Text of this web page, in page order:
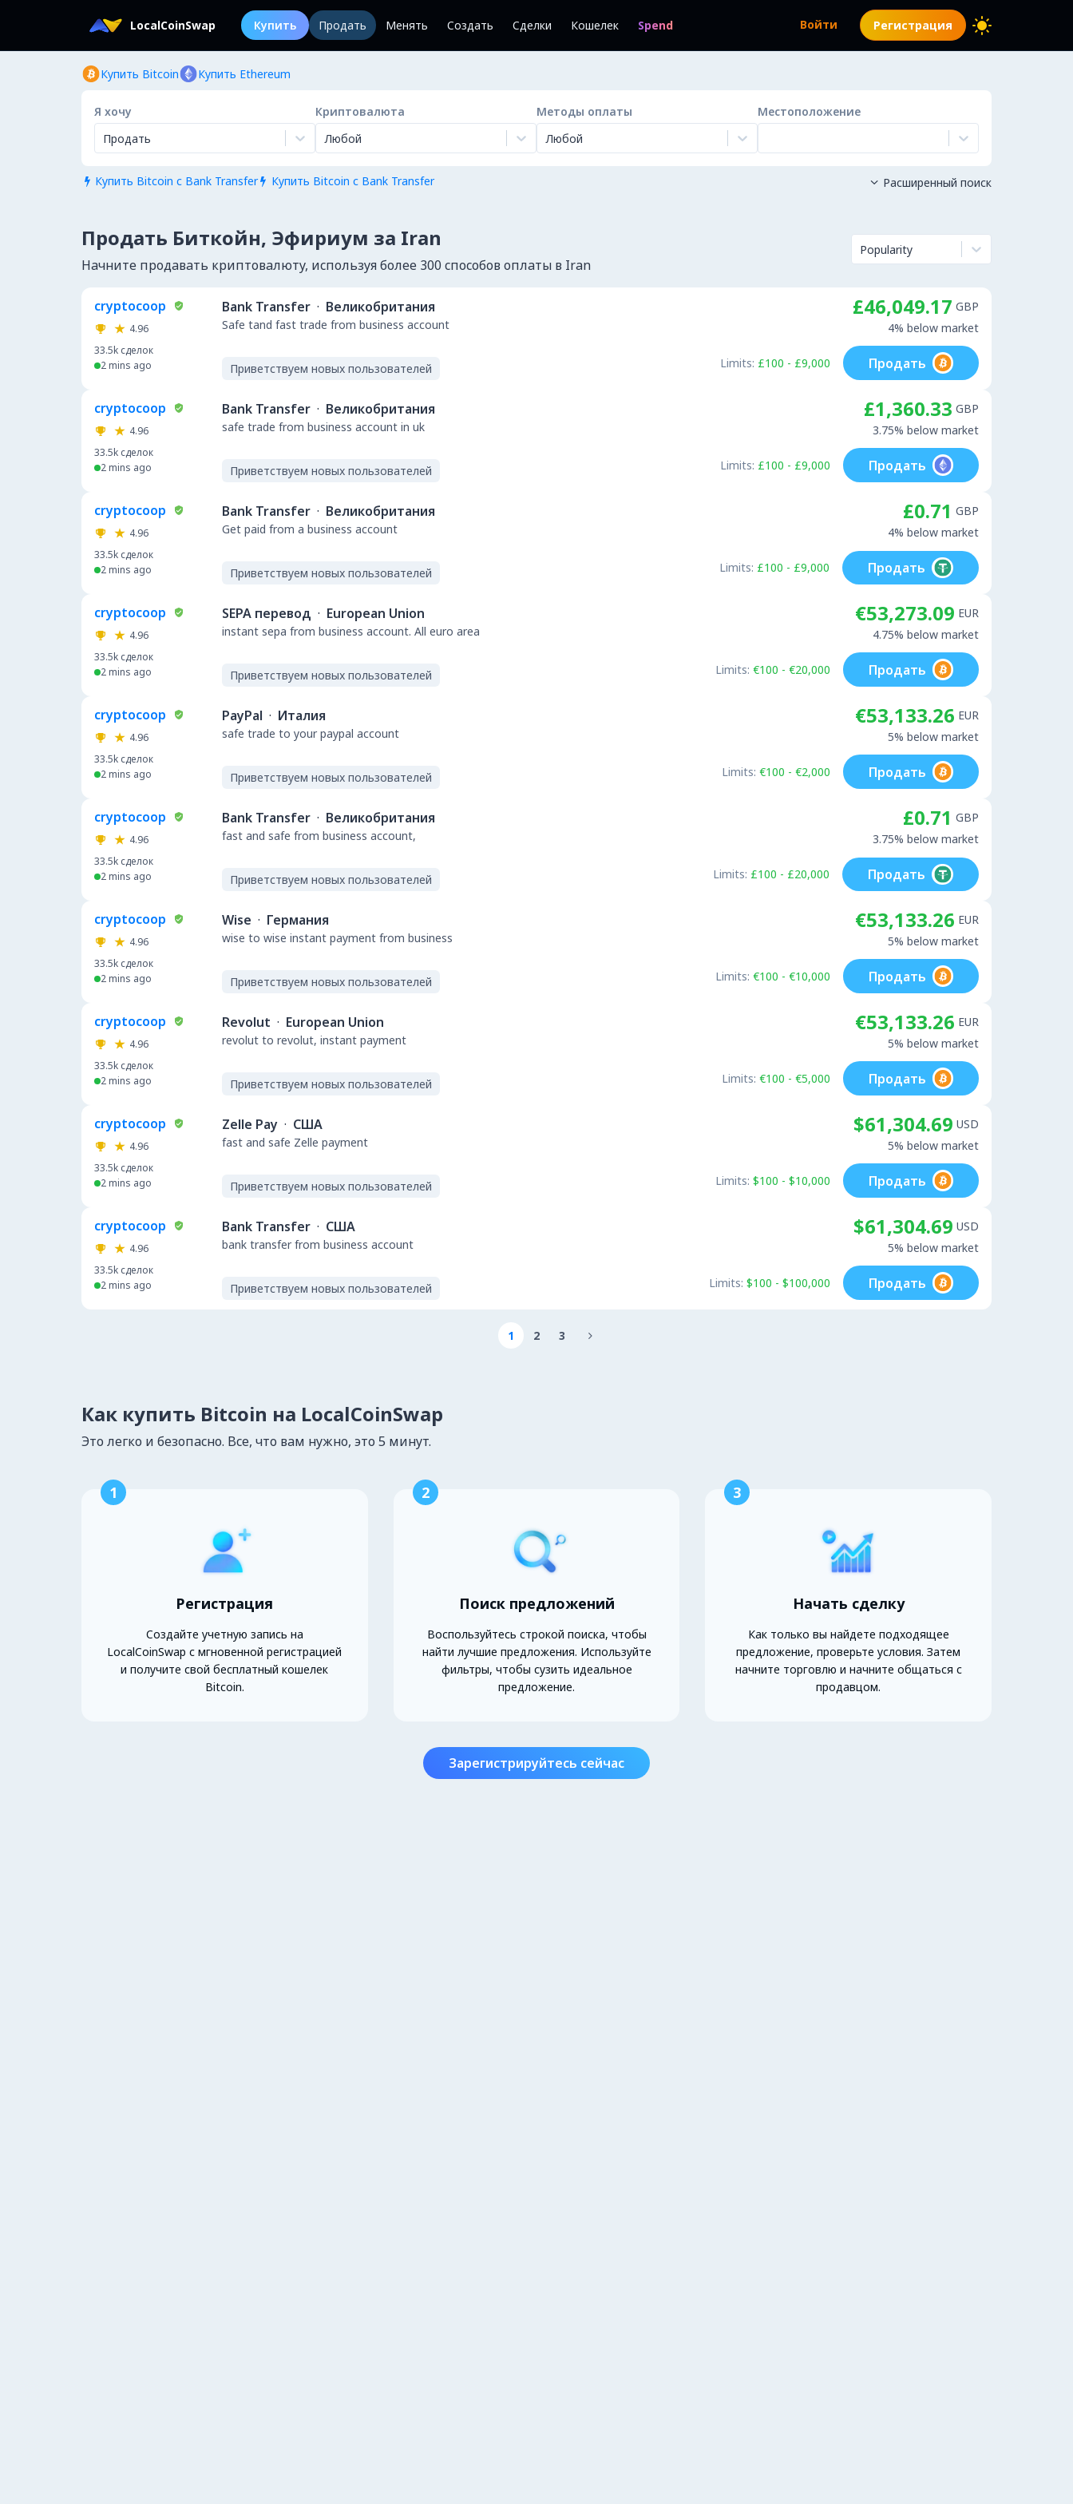
LocalCoinSwap Купить Продать Менять Создать Сделки Кошелек Spend Войти Регистрация
Купить Bitcoin Купить Ethereum
Я хочу
Продать
Криптовалюта
Любой
Методы оплаты
Любой
Местоположение
 Купить Bitcoin с Bank Transfer  Купить Bitcoin с Bank Transfer  Расширенный поиск
Продать Биткойн, Эфириум за Iran
Начните продавать криптовалюту, используя более 300 способов оплаты в Iran
Popularity
cryptocoop
4.96
33.5k сделок
2 mins ago
Bank Transfer · Великобритания
Safe tand fast trade from business account
Приветствуем новых пользователей
£46,049.17 GBP
4% below market
Limits: £100 - £9,000 Продать
cryptocoop
4.96
33.5k сделок
2 mins ago
Bank Transfer · Великобритания
safe trade from business account in uk
Приветствуем новых пользователей
£1,360.33 GBP
3.75% below market
Limits: £100 - £9,000 Продать
cryptocoop
4.96
33.5k сделок
2 mins ago
Bank Transfer · Великобритания
Get paid from a business account
Приветствуем новых пользователей
£0.71 GBP
4% below market
Limits: £100 - £9,000 Продать
cryptocoop
4.96
33.5k сделок
2 mins ago
SEPA перевод · European Union
instant sepa from business account. All euro area
Приветствуем новых пользователей
€53,273.09 EUR
4.75% below market
Limits: €100 - €20,000 Продать
cryptocoop
4.96
33.5k сделок
2 mins ago
PayPal · Италия
safe trade to your paypal account
Приветствуем новых пользователей
€53,133.26 EUR
5% below market
Limits: €100 - €2,000 Продать
cryptocoop
4.96
33.5k сделок
2 mins ago
Bank Transfer · Великобритания
fast and safe from business account,
Приветствуем новых пользователей
£0.71 GBP
3.75% below market
Limits: £100 - £20,000 Продать
cryptocoop
4.96
33.5k сделок
2 mins ago
Wise · Германия
wise to wise instant payment from business
Приветствуем новых пользователей
€53,133.26 EUR
5% below market
Limits: €100 - €10,000 Продать
cryptocoop
4.96
33.5k сделок
2 mins ago
Revolut · European Union
revolut to revolut, instant payment
Приветствуем новых пользователей
€53,133.26 EUR
5% below market
Limits: €100 - €5,000 Продать
cryptocoop
4.96
33.5k сделок
2 mins ago
Zelle Pay · США
fast and safe Zelle payment
Приветствуем новых пользователей
$61,304.69 USD
5% below market
Limits: $100 - $10,000 Продать
cryptocoop
4.96
33.5k сделок
2 mins ago
Bank Transfer · США
bank transfer from business account
Приветствуем новых пользователей
$61,304.69 USD
5% below market
Limits: $100 - $100,000 Продать
1 2 3 
Как купить Bitcoin на LocalCoinSwap
Это легко и безопасно. Все, что вам нужно, это 5 минут.
1
Регистрация
Создайте учетную запись на
LocalCoinSwap с мгновенной регистрацией
и получите свой бесплатный кошелек
Bitcoin.
2
Поиск предложений
Воспользуйтесь строкой поиска, чтобы
найти лучшие предложения. Используйте
фильтры, чтобы сузить идеальное
предложение.
3
Начать сделку
Как только вы найдете подходящее
предложение, проверьте условия. Затем
начните торговлю и начните общаться с
продавцом.
Зарегистрируйтесь сейчас